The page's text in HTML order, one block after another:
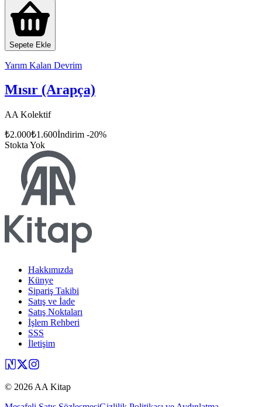
Sepete Ekle
Yarım Kalan Devrim
Mısır (Arapça)
AA Kolektif
₺2.000₺1.600İndirim -20%
Stokta Yok
Hakkımızda
Künye
Sipariş Takibi
Satış ve İade
Satış Noktaları
İşlem Rehberi
SSS
İletişim
© 2026 AA Kitap